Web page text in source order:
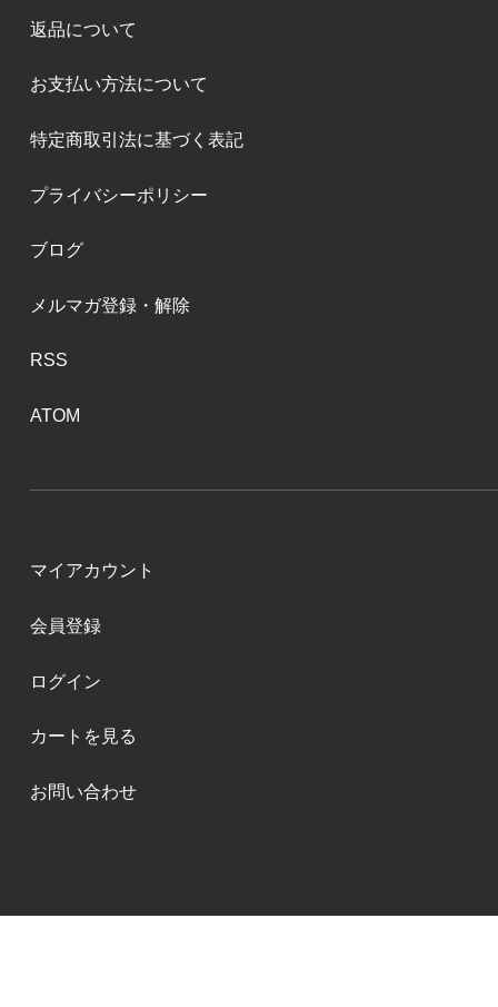
返品について
お支払い方法について
特定商取引法に基づく表記
プライバシーポリシー
ブログ
メルマガ登録・解除
RSS
ATOM
マイアカウント
会員登録
ログイン
カートを見る
お問い合わせ